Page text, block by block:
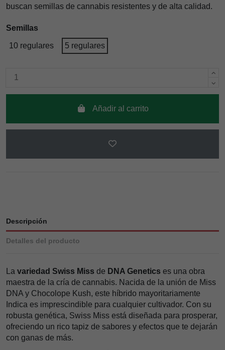
buscan semillas de cannabis resistentes y de alta calidad.
Semillas
10 regulares 5 regulares
Añadir al carrito
Descripción
Detalles del producto
La variedad Swiss Miss de DNA Genetics es una obra
maestra de la cría de cannabis. Nacida de la unión de Miss
DNA y Chocolope Kush, este híbrido mayoritariamente
Indica es imprescindible para cualquier cultivador. Con su
robusta genética, Swiss Miss está diseñada para prosperar,
ofreciendo un rico tapiz de sabores y efectos que te dejarán
con ganas de más.